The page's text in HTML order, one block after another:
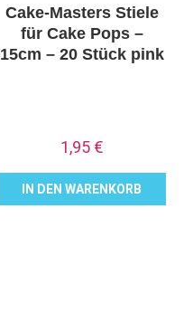
Cake-Masters Stiele
für Cake Pops –
15cm – 20 Stück pink
1,95 €
IN DEN WARENKORB